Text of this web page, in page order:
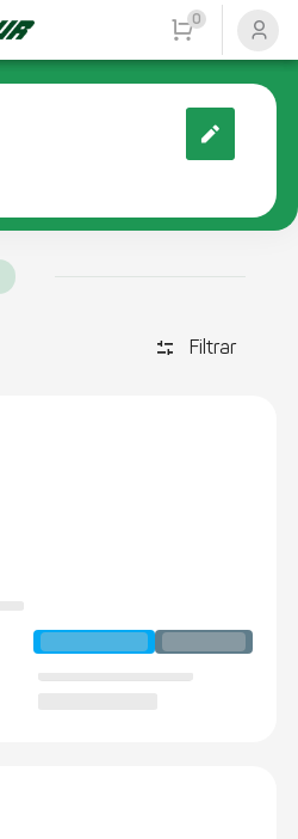
0
discover_tune Filtrar